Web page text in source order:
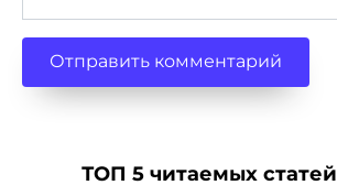
ТОП 5 читаемых статей